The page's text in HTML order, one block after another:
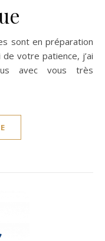
votre patience, j’ai
avec vous très